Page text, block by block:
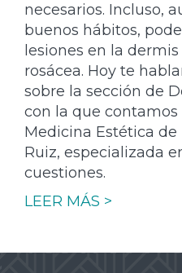
necesarios. Incluso,
buenos hábitos,
lesiones en la
rosácea. Hoy te
sobre la sección de
con la que contamos
Medicina Estética
Ruiz, especializada
cuestiones.
LEER MÁS >